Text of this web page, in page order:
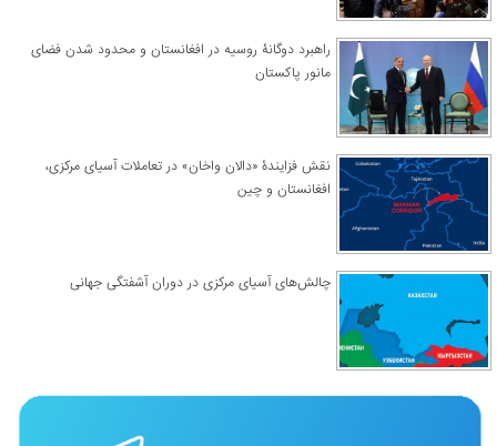
راهبرد دوگانۀ روسیه در افغانستان و محدود شدن فضای
مانور پاکستان
نقش فزایندۀ «دالان واخان» در تعاملات آسیای مرکزی،
افغانستان و چین
چالش‌های آسیای مرکزی در دوران آشفتگی جهانی